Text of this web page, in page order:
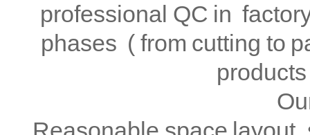
professional QC in
phases ( from cutting to